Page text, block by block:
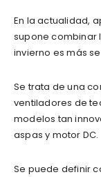
En la actualidad,
supone combinar
invierno es más
Se trata de una
ventiladores de
modelos tan
aspas y motor DC.
Se puede definir